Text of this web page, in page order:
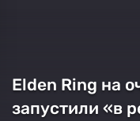
Elden Ring на
запустили «в